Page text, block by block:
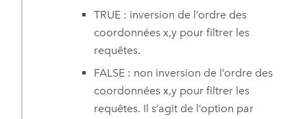
TRUE : inversion de l’ordre des
coordonnées x,y pour filtrer les
requêtes.
FALSE : non inversion de l’ordre des
coordonnées x,y pour filtrer les
requêtes. Il s’agit de l’option par